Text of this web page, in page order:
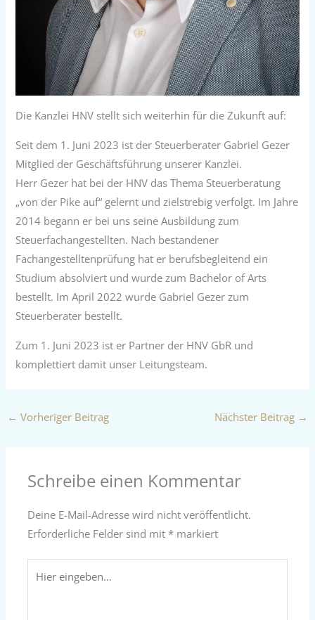
Die Kanzlei HNV stellt sich weiterhin für die Zukunft auf:
Seit dem 1. Juni 2023 ist der Steuerberater Gabriel Gezer
Mitglied der Geschäftsführung unserer Kanzlei.
Herr Gezer hat bei der HNV das Thema Steuerberatung
„von der Pike auf“ gelernt und zielstrebig verfolgt. Im Jahre
2014 begann er bei uns seine Ausbildung zum
Steuerfachangestellten. Nach bestandener
Fachangestelltenprüfung hat er berufsbegleitend ein
Studium absolviert und wurde zum Bachelor of Arts
bestellt. Im April 2022 wurde Gabriel Gezer zum
Steuerberater bestellt.
Zum 1. Juni 2023 ist er Partner der HNV GbR und
komplettiert damit unser Leitungsteam.
← Vorheriger Beitrag Nächster Beitrag →
Schreibe einen Kommentar
Deine E-Mail-Adresse wird nicht veröffentlicht.
Erforderliche Felder sind mit * markiert
eingeben…